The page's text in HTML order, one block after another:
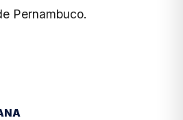
Pernambuco.